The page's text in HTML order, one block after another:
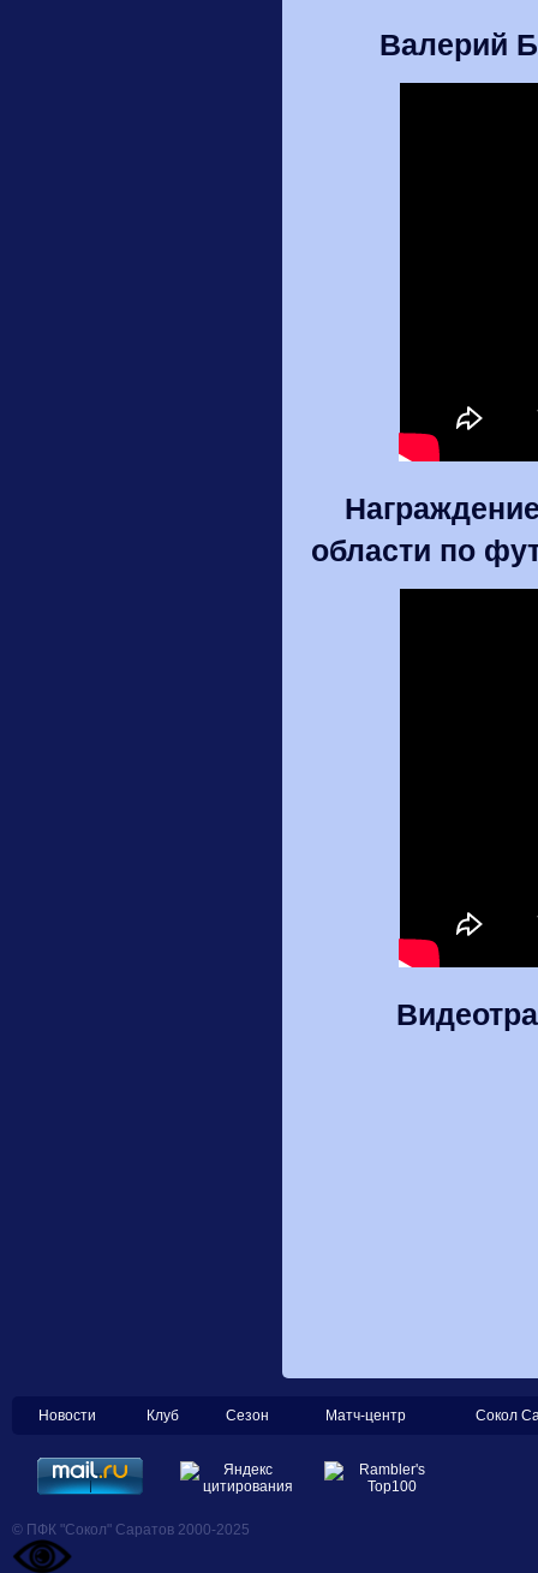
Валерий
области по
Новости Клуб Сезон Матч-центр Сокол
© ПФК "Сокол" Саратов 2000-2025